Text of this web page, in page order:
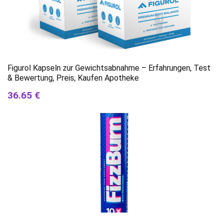
Figurol Kapseln zur Gewichtsabnahme – Erfahrungen, Test
& Bewertung, Preis, Kaufen Apotheke
36.65 €